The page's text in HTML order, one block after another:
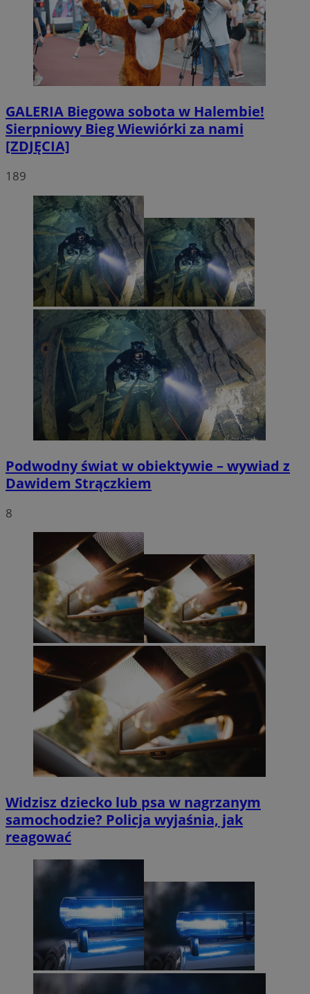
GALERIA Biegowa sobota w Halembie!
Sierpniowy Bieg Wiewiórki za nami
[ZDJĘCIA]
189
Podwodny świat w obiektywie – wywiad z
Dawidem Strączkiem
8
Widzisz dziecko lub psa w nagrzanym
samochodzie? Policja wyjaśnia, jak
reagować